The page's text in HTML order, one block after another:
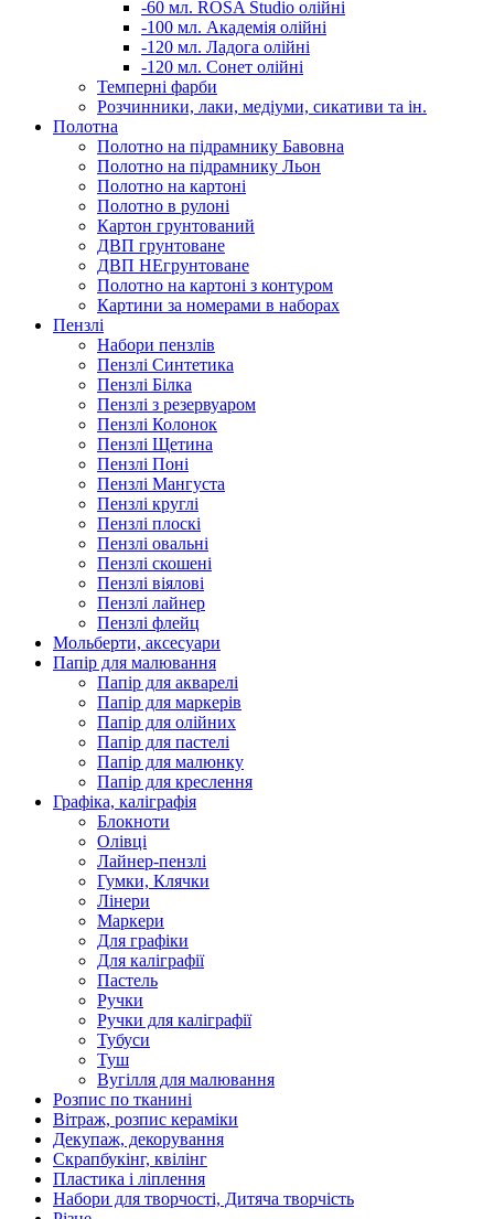
-60 мл. ROSA Studio олійні
-100 мл. Академія олійні
-120 мл. Ладога олійні
-120 мл. Сонет олійні
Темперні фарби
Розчинники, лаки, медіуми, сикативи та ін.
Полотна
Полотно на підрамнику Бавовна
Полотно на підрамнику Льон
Полотно на картоні
Полотно в рулоні
Картон грунтований
ДВП грунтоване
ДВП НЕгрунтоване
Полотно на картоні з контуром
Картини за номерами в наборах
Пензлі
Набори пензлів
Пензлі Синтетика
Пензлі Білка
Пензлі з резервуаром
Пензлі Колонок
Пензлі Щетина
Пензлі Поні
Пензлі Мангуста
Пензлі круглі
Пензлі плоскі
Пензлі овальні
Пензлі скошені
Пензлі віялові
Пензлі лайнер
Пензлі флейц
Мольберти, аксесуари
Папір для малювання
Папір для акварелі
Папір для маркерів
Папір для олійних
Папір для пастелі
Папір для малюнку
Папір для креслення
Графіка, каліграфія
Блокноти
Олівці
Лайнер-пензлі
Гумки, Клячки
Лінери
Маркери
Для графіки
Для каліграфії
Пастель
Ручки
Ручки для каліграфії
Тубуси
Туш
Вугілля для малювання
Розпис по тканині
Вітраж, розпис кераміки
Декупаж, декорування
Скрапбукінг, квілінг
Пластика і ліплення
Набори для творчості, Дитяча творчість